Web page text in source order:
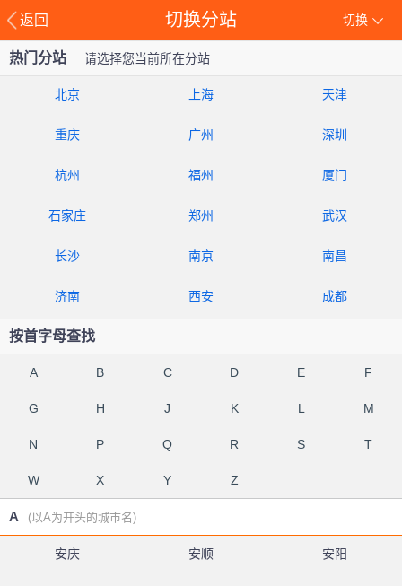
返回 切换
切换分站
热门分站 请选择您当前所在分站
北京 上海 天津
重庆 广州 深圳
杭州 福州 厦门
石家庄 郑州 武汉
长沙 南京 南昌
济南 西安 成都
按首字母查找
A B C D E F
G H J K L M
N P Q R S T
W X Y Z
A (以A为开头的城市名)
安庆 安顺 安阳